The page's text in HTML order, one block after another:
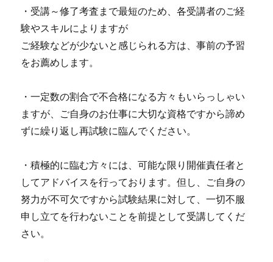
・受講～修了考査まで最短のため、各受講者のご経
験やスキルによりますが
ご経験などが少ないと感じられる方は、事前の予習
をお薦めします。
・一定数の割合で不合格になる方々もいらっしゃい
ますが、ご自身のお仕事に大切な資格ですから諦め
ずに繰り返し再試験に臨んでください。
・積極的に臨む方々には、可能な限り開催責任者と
してアドバイスを行っております。但し、ご自身の
努力が不可欠ですから試験結果に対して、一切不服
申し立てを行わないことを前提として受講してくだ
さい。